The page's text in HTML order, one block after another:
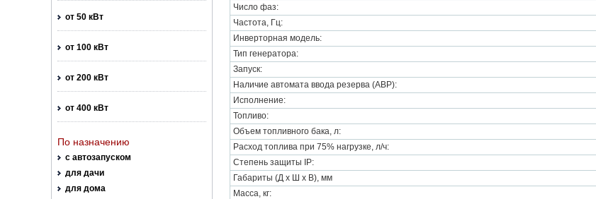
от 50 кВт
от 100 кВт
от 200 кВт
от 400 кВт
По назначению
с автозапуском
для дачи
для дома
Число фаз:
Частота, Гц:
Инверторная модель:
Тип генератора:
Запуск:
Наличие автомата ввода резерва (АВР):
Исполнение:
Топливо:
Объем топливного бака, л:
Расход топлива при 75% нагрузке, л/ч:
Степень защиты IP:
Габариты (Д х Ш х В), мм
Масса, кг: